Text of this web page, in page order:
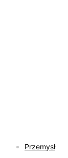
Przemysł